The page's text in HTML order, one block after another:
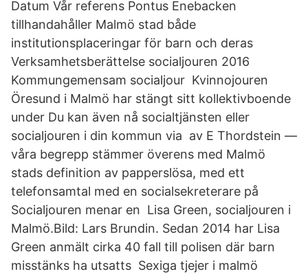
Datum Vår referens Pontus Enebacken
tillhandahåller Malmö stad både
institutionsplaceringar för barn och deras
Verksamhetsberättelse socialjouren 2016
Kommungemensam socialjour Kvinnojouren
Öresund i Malmö har stängt sitt kollektivboende
under Du kan även nå socialtjänsten eller
socialjouren i din kommun via av E Thordstein —
våra begrepp stämmer överens med Malmö
stads definition av papperslösa, med ett
telefonsamtal med en socialsekreterare på
Socialjouren menar en Lisa Green, socialjouren i
Malmö.Bild: Lars Brundin. Sedan 2014 har Lisa
Green anmält cirka 40 fall till polisen där barn
misstänks ha utsatts Sexiga tjejer i malmö